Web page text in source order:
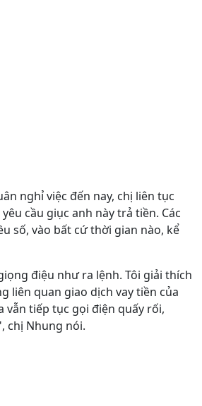
nghỉ việc đến nay, chị liên tục
cầu giục anh này trả tiền. Các
số, vào bất cứ thời gian nào, kể
điệu như ra lệnh. Tôi giải thích
liên quan giao dịch vay tiền của
vẫn tiếp tục gọi điện quấy rối,
chị Nhung nói.